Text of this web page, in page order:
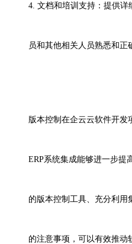
4. 文档和培训支持：提供详
员和其他相关人员熟悉和正
版本控制在企云云软件开发
ERP系统集成能够进一步提
的版本控制工具、充分利用
的注意事项，可以有效推动